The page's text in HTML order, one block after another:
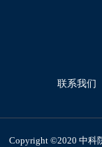
联系我们
Copyright ©2020 中科